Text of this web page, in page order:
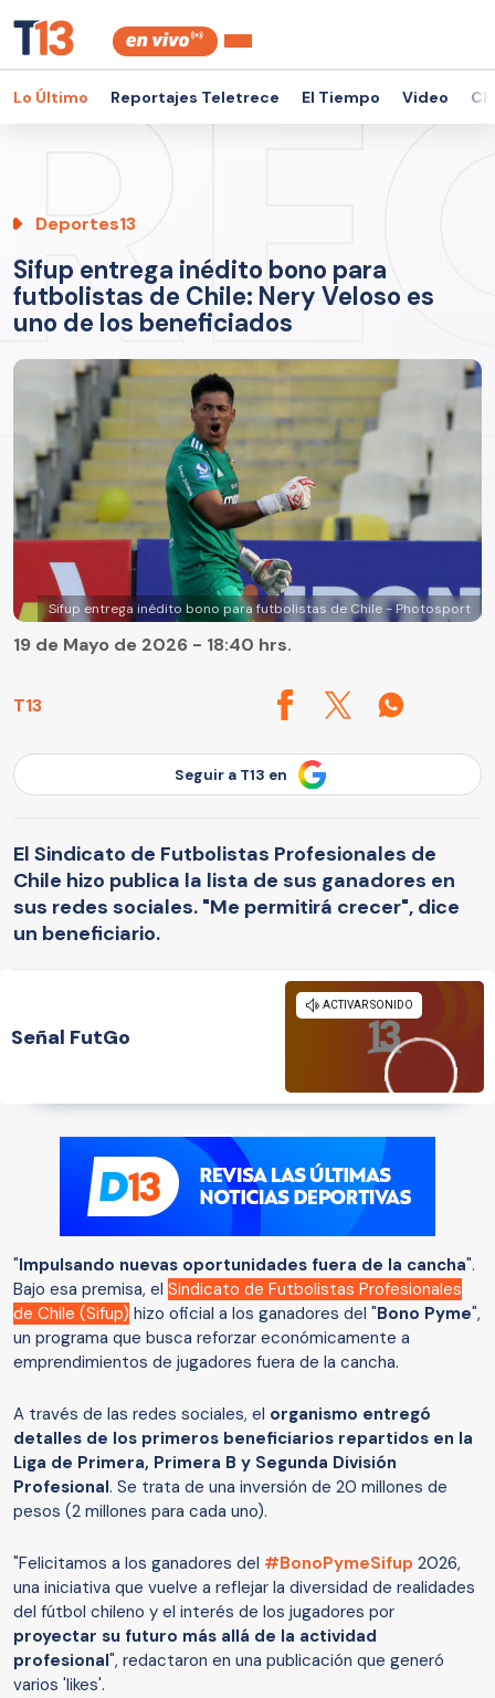
Lo Último Reportajes Teletrece El Tiempo Video
Deportes13
Sifup entrega inédito bono para
futbolistas de Chile: Nery Veloso es
uno de los beneficiados
Sifup entrega inédito bono para futbolistas de Chile - Photosport
T13
19 de Mayo de 2026 - 18:40 hrs.
Seguir a T13 en
El Sindicato de Futbolistas Profesionales de
Chile hizo publica la lista de sus ganadores en
sus redes sociales. "Me permitirá crecer", dice
un beneficiario.
Señal FutGo
"Impulsando nuevas oportunidades fuera de la cancha".
Bajo esa premisa, el Sindicato de Futbolistas Profesionales
de Chile (Sifup) hizo oficial a los ganadores del "Bono Pyme",
un programa que busca reforzar económicamente a
emprendimientos de jugadores fuera de la cancha.
A través de las redes sociales, el organismo entregó
detalles de los primeros beneficiarios repartidos en la
Liga de Primera, Primera B y Segunda División
Profesional. Se trata de una inversión de 20 millones de
pesos (2 millones para cada uno).
"Felicitamos a los ganadores del #BonoPymeSifup 2026,
una iniciativa que vuelve a reflejar la diversidad de realidades
del fútbol chileno y el interés de los jugadores por
proyectar su futuro más allá de la actividad
profesional", redactaron en una publicación que generó
varios 'likes'.